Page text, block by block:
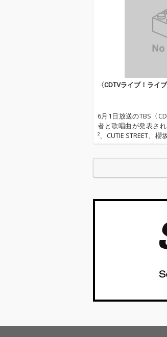
〈CDTVライブ！ライ
6月1日放送のTBS〈
者と歌唱曲が発表さ
²、CUTIE STREET、櫻
t. NiziU。 AIはR&Bバ